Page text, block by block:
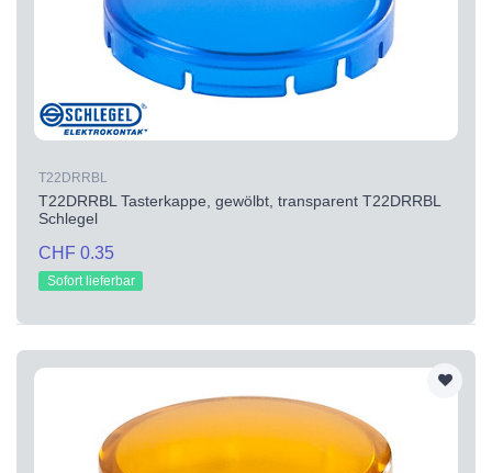
T22DRRBL
T22DRRBL Tasterkappe, gewölbt, transparent T22DRRBL
Schlegel
CHF 0.35
Sofort lieferbar